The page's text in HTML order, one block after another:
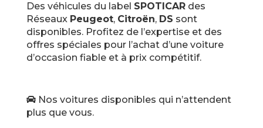
Des véhicules du label SPOTICARdes
Réseaux Peugeot, Citroën, DS sont
disponibles. Profitez de l’expertise et des
offres spéciales pour l’achat d’une voiture
d’occasion fiable et à prix compétitif.
Nos voitures disponibles qui n’attendent
plus que vous.